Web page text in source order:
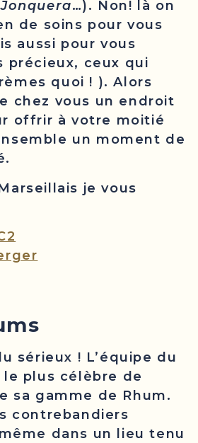
…). Non! là on
de soins pour vous
aussi pour vous
précieux, ceux qui
quoi ! ). Alors
chez vous un endroit
offrir à votre moitié
un moment de
je vous
sérieux ! L’équipe du
plus célèbre de
sa gamme de Rhum.
contrebandiers
dans un lieu tenu